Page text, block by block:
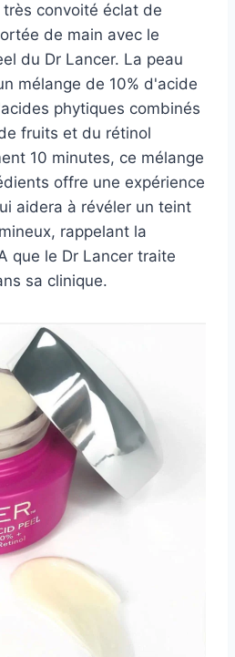
convoité éclat de
de main avec le
du Dr Lancer. La peau
mélange de 10% d'acide
phytiques combinés
fruits et du rétinol
10 minutes, ce mélange
offre une expérience
aidera à révéler un teint
rappelant la
que le Dr Lancer traite
sa clinique.